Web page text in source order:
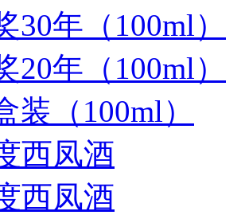
30年（100ml）
20年（100ml）
装（100ml）
西凤酒
西凤酒